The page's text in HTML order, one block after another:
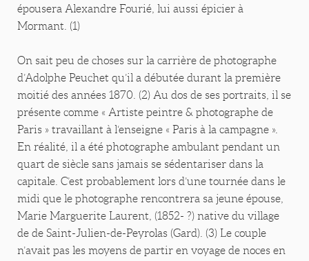
épousera Alexandre Fourié, lui aussi épicier à
Mormant. (1)
On sait peu de choses sur la carrière de photographe
d’Adolphe Peuchet qu’il a débutée durant la première
moitié des années 1870. (2) Au dos de ses portraits, il se
présente comme « Artiste peintre & photographe de
Paris » travaillant à l‘enseigne « Paris à la campagne ».
En réalité, il a été photographe ambulant pendant un
quart de siècle sans jamais se sédentariser dans la
capitale. C’est probablement lors d’une tournée dans le
midi que le photographe rencontrera sa jeune épouse,
Marie Marguerite Laurent, (1852- ?) native du village
de de Saint-Julien-de-Peyrolas (Gard). (3) Le couple
n’avait pas les moyens de partir en voyage de noces en